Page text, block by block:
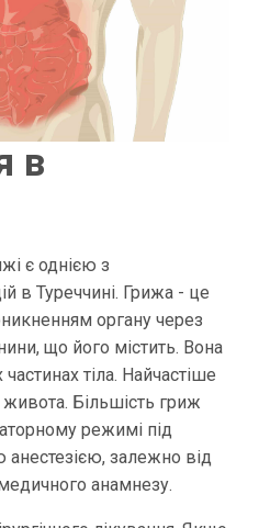
в
є однією з
в Туреччині. Грижа - це
органу через
що його містить. Вона
тіла. Найчастіше
Більшість гриж
режимі під
залежно від
анамнезу.